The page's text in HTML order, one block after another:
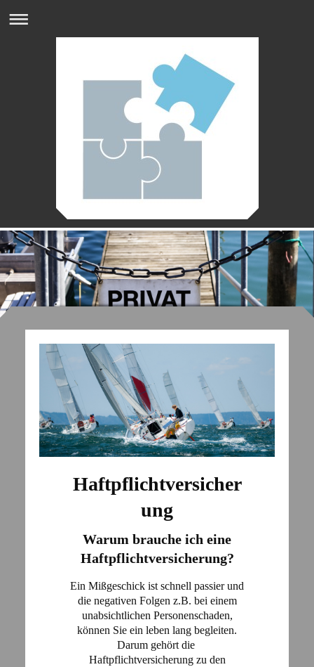
Haftpflichtversicher
ung
Warum brauche ich eine
Haftpflichtversicherung?
Ein Mißgeschick ist schnell passier und
die negativen Folgen z.B. bei einem
unabsichtlichen Personenschaden,
können Sie ein leben lang begleiten.
Darum gehört die
Haftpflichtversicherung zu den